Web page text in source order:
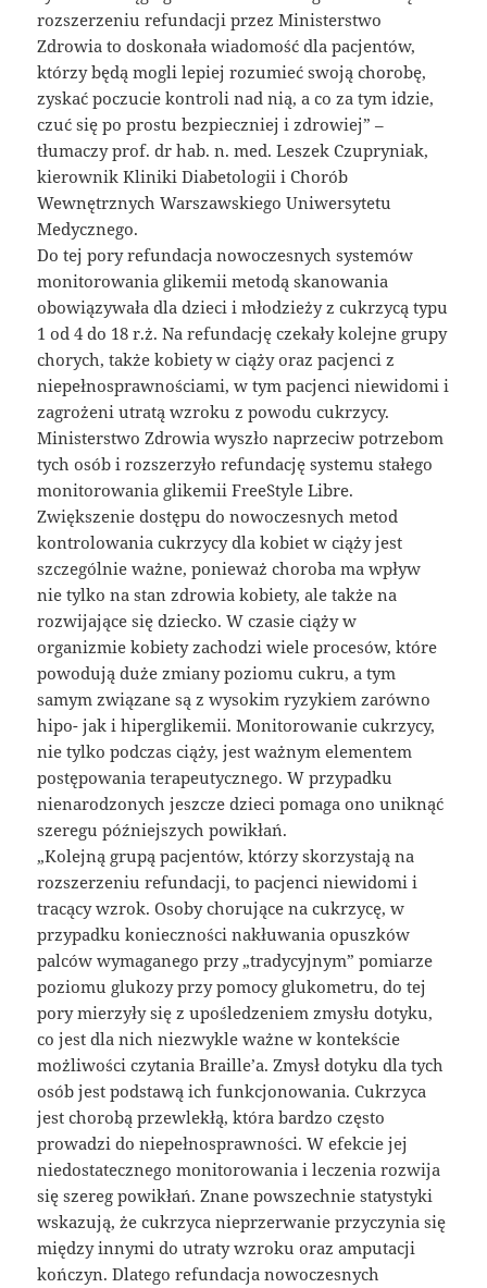
rozszerzeniu refundacji przez Ministerstwo
Zdrowia to doskonała wiadomość dla pacjentów,
którzy będą mogli lepiej rozumieć swoją chorobę,
zyskać poczucie kontroli nad nią, a co za tym idzie,
czuć się po prostu bezpieczniej i zdrowiej” –
tłumaczy prof. dr hab. n. med. Leszek Czupryniak,
kierownik Kliniki Diabetologii i Chorób
Wewnętrznych Warszawskiego Uniwersytetu
Medycznego.
Do tej pory refundacja nowoczesnych systemów
monitorowania glikemii metodą skanowania
obowiązywała dla dzieci i młodzieży z cukrzycą typu
1 od 4 do 18 r.ż. Na refundację czekały kolejne grupy
chorych, także kobiety w ciąży oraz pacjenci z
niepełnosprawnościami, w tym pacjenci niewidomi i
zagrożeni utratą wzroku z powodu cukrzycy.
Ministerstwo Zdrowia wyszło naprzeciw potrzebom
tych osób i rozszerzyło refundację systemu stałego
monitorowania glikemii FreeStyle Libre.
Zwiększenie dostępu do nowoczesnych metod
kontrolowania cukrzycy dla kobiet w ciąży jest
szczególnie ważne, ponieważ choroba ma wpływ
nie tylko na stan zdrowia kobiety, ale także na
rozwijające się dziecko. W czasie ciąży w
organizmie kobiety zachodzi wiele procesów, które
powodują duże zmiany poziomu cukru, a tym
samym związane są z wysokim ryzykiem zarówno
hipo- jak i hiperglikemii. Monitorowanie cukrzycy,
nie tylko podczas ciąży, jest ważnym elementem
postępowania terapeutycznego. W przypadku
nienarodzonych jeszcze dzieci pomaga ono uniknąć
szeregu późniejszych powikłań.
„Kolejną grupą pacjentów, którzy skorzystają na
rozszerzeniu refundacji, to pacjenci niewidomi i
tracący wzrok. Osoby chorujące na cukrzycę, w
przypadku konieczności nakłuwania opuszków
palców wymaganego przy „tradycyjnym” pomiarze
poziomu glukozy przy pomocy glukometru, do tej
pory mierzyły się z upośledzeniem zmysłu dotyku,
co jest dla nich niezwykle ważne w kontekście
możliwości czytania Braille’a. Zmysł dotyku dla tych
osób jest podstawą ich funkcjonowania. Cukrzyca
jest chorobą przewlekłą, która bardzo często
prowadzi do niepełnosprawności. W efekcie jej
niedostatecznego monitorowania i leczenia rozwija
się szereg powikłań. Znane powszechnie statystyki
wskazują, że cukrzyca nieprzerwanie przyczynia się
między innymi do utraty wzroku oraz amputacji
kończyn. Dlatego refundacja nowoczesnych